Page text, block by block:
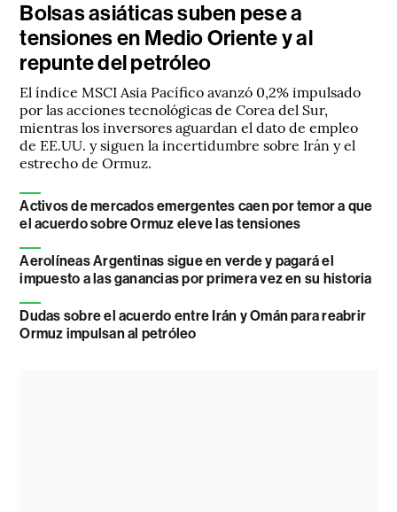
Bolsas asiáticas suben pese a
tensiones en Medio Oriente y al
repunte del petróleo
El índice MSCI Asia Pacífico avanzó 0,2% impulsado
por las acciones tecnológicas de Corea del Sur,
mientras los inversores aguardan el dato de empleo
de EE.UU. y siguen la incertidumbre sobre Irán y el
estrecho de Ormuz.
Activos de mercados emergentes caen por temor a que
el acuerdo sobre Ormuz eleve las tensiones
Aerolíneas Argentinas sigue en verde y pagará el
impuesto a las ganancias por primera vez en su historia
Dudas sobre el acuerdo entre Irán y Omán para reabrir
Ormuz impulsan al petróleo